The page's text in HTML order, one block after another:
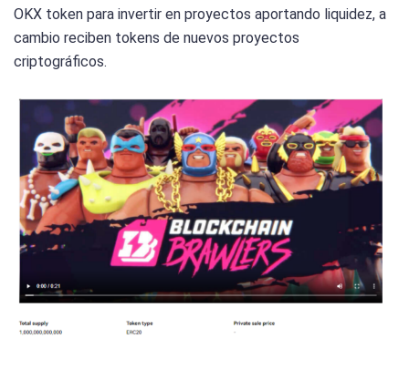
OKX token para invertir en proyectos aportando liquidez, a
cambio reciben tokens de nuevos proyectos
criptográficos.